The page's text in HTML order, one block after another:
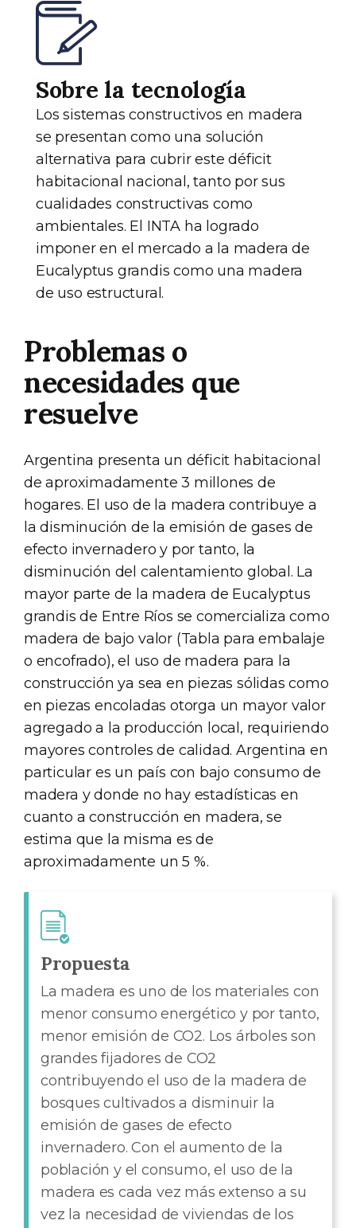
Sobre la tecnología
Los sistemas constructivos en madera
se presentan como una solución
alternativa para cubrir este déficit
habitacional nacional, tanto por sus
cualidades constructivas como
ambientales. El INTA ha logrado
imponer en el mercado a la madera de
Eucalyptus grandis como una madera
de uso estructural.
Problemas o
necesidades que
resuelve
Argentina presenta un déficit habitacional
de aproximadamente 3 millones de
hogares. El uso de la madera contribuye a
la disminución de la emisión de gases de
efecto invernadero y por tanto, la
disminución del calentamiento global. La
mayor parte de la madera de Eucalyptus
grandis de Entre Ríos se comercializa como
madera de bajo valor (Tabla para embalaje
o encofrado), el uso de madera para la
construcción ya sea en piezas sólidas como
en piezas encoladas otorga un mayor valor
agregado a la producción local, requiriendo
mayores controles de calidad. Argentina en
particular es un país con bajo consumo de
madera y donde no hay estadísticas en
cuanto a construcción en madera, se
estima que la misma es de
aproximadamente un 5 %.
Propuesta
La madera es uno de los materiales con
menor consumo energético y por tanto,
menor emisión de CO2. Los árboles son
grandes fijadores de CO2
contribuyendo el uso de la madera de
bosques cultivados a disminuir la
emisión de gases de efecto
invernadero. Con el aumento de la
población y el consumo, el uso de la
madera es cada vez más extenso a su
vez la necesidad de viviendas de los